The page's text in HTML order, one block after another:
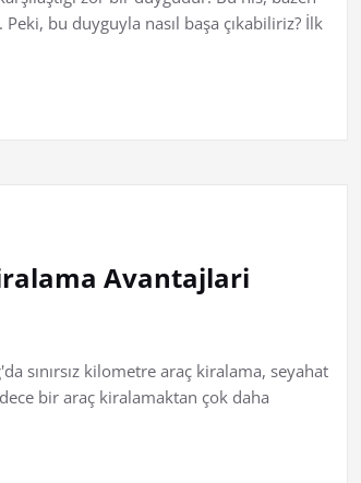
bu duyguyla nasıl başa çıkabiliriz? İlk
Avantajlari
sınırsız kilometre araç kiralama, seyahat
bir araç kiralamaktan çok daha